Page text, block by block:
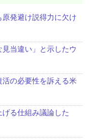
発避け説得力に欠け
当違い」と示したウ
の必要性を訴える米
る仕組み議論した